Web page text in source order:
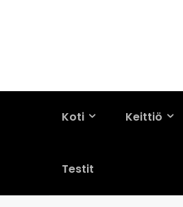
Koti Keittiö
Testit